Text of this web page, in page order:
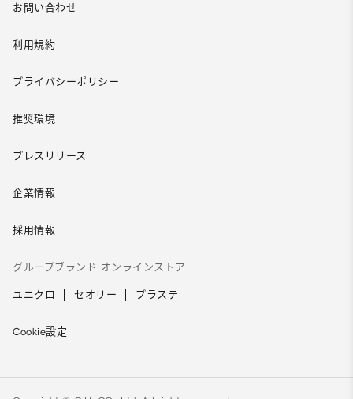
お問い合わせ
利用規約
プライバシーポリシー
推奨環境
プレスリリース
企業情報
採用情報
グループブランド オンラインストア
ユニクロ セオリー プラステ
Cookie設定